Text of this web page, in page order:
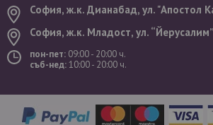
София, ж.к. Дианабад, ул. "Aпостол
София, ж.к. Младост, ул.
пон-пет: 09:00 - 20:00 ч.
съб-нед:10:00 - 20:00 ч.